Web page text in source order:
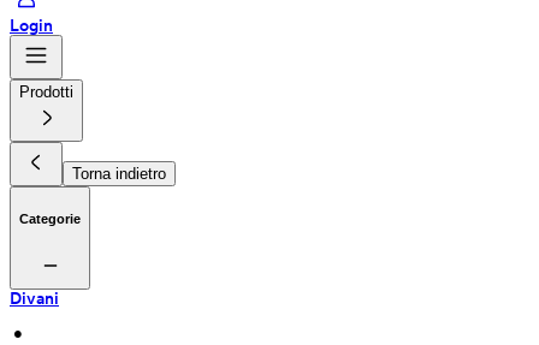
Login
Prodotti
Torna indietro
Categorie
Divani
•